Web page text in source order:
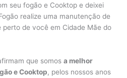
seu fogão e Cooktop e deixei
realize uma manutenção de
perto de você em Cidade Mãe do
que somosa melhor
e Cooktop, pelos nossos anos